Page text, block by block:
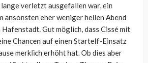
lange verletzt ausgefallen war, ein
ansonsten eher weniger hellen Abend
Gut möglich, dass Cissé mit
Chancen auf einen Startelf-Einsatz
merklich erhöht hat. Ob dies aber